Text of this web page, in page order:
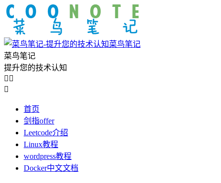
菜鸟笔记
菜鸟笔记
提升您的技术认知
 

首页
剑指offer
Leetcode介绍
Linux教程
wordpress教程
Docker中文文档